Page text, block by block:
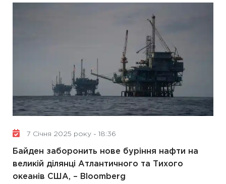
7 Січня 2025 року - 18:36
Байден заборонить нове буріння нафти на
великій ділянці Атлантичного та Тихого
океанів США, – Bloomberg